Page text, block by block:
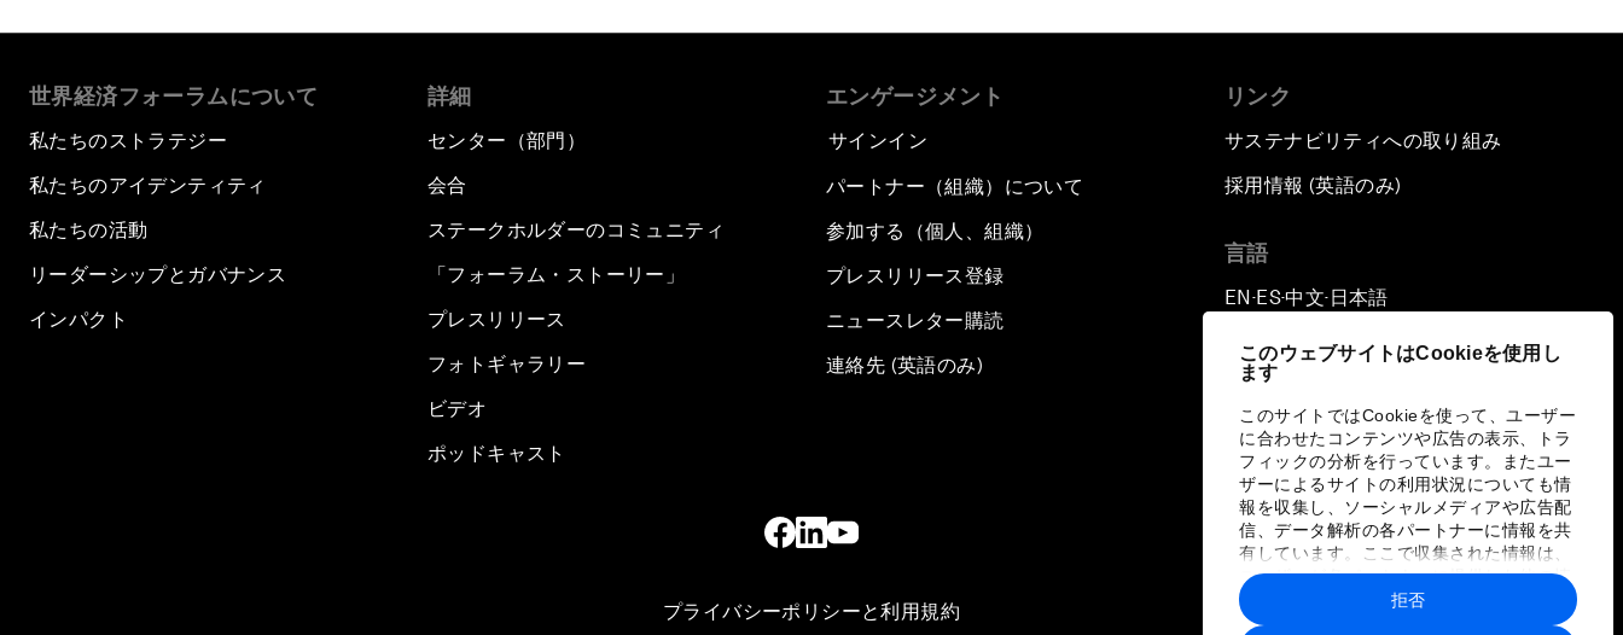
このウェブサイトはCookieを使用し
ます
このサイトではCookieを使って、ユーザー
に合わせたコンテンツや広告の表示、トラ
フィックの分析を行っています。またユー
ザーによるサイトの利用状況についても情
報を収集し、ソーシャルメディアや広告配
信、データ解析の各パートナーに情報を共
有しています。ここで収集された情報は、
ユーザーが各パートナーに提供した他の情
報や各パートナーのサービスを使用した際
に収集された情報と組み合わされ、各パー
拒否
世界経済フォーラムについて
私たちのストラテジー
私たちのアイデンティティ
私たちの活動
リーダーシップとガバナンス
インパクト
詳細
センター（部門）
会合
ステークホルダーのコミュニティ
「フォーラム・ストーリー」
プレスリリース
フォトギャラリー
ビデオ
ポッドキャスト
エンゲージメント
サインイン
パートナー（組織）について
参加する（個人、組織）
プレスリリース登録
ニュースレター購読
連絡先 (英語のみ)
リンク
サステナビリティへの取り組み
採用情報 (英語のみ)
言語
EN ▪ ES▪中文▪ 日本語
プライバシーポリシーと利用規約